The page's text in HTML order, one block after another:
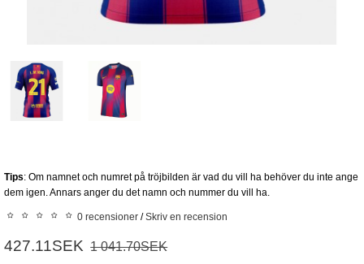
Tips: Om namnet och numret på tröjbilden är vad du vill ha behöver du inte ange
dem igen. Annars anger du det namn och nummer du vill ha.
0 recensioner /Skriv en recension
427.11SEK 1 041.70SEK